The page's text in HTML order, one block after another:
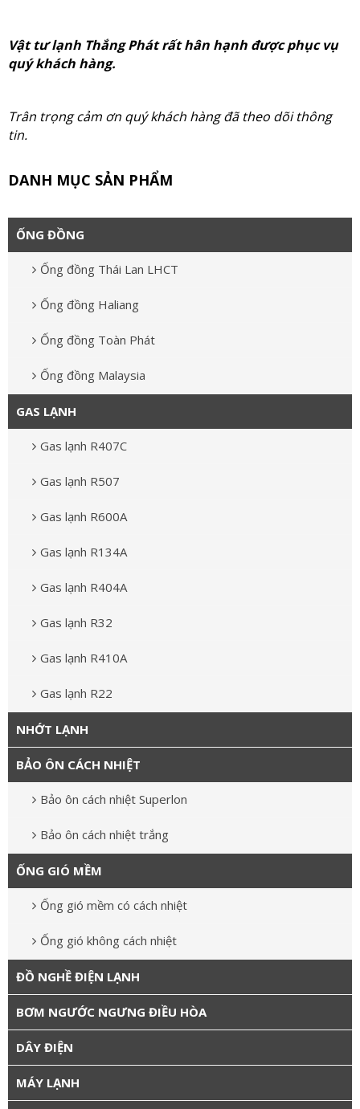
Vật tư lạnh Thắng Phát rất hân hạnh được phục vụ
quý khách hàng.
Trân trọng cảm ơn quý khách hàng đã theo dõi thông
tin.
DANH MỤC SẢN PHẨM
ỐNG ĐỒNG
Ống đồng Thái Lan LHCT
Ống đồng Haliang
Ống đồng Toàn Phát
Ống đồng Malaysia
GAS LẠNH
Gas lạnh R407C
Gas lạnh R507
Gas lạnh R600A
Gas lạnh R134A
Gas lạnh R404A
Gas lạnh R32
Gas lạnh R410A
Gas lạnh R22
NHỚT LẠNH
BẢO ÔN CÁCH NHIỆT
Bảo ôn cách nhiệt Superlon
Bảo ôn cách nhiệt trắng
ỐNG GIÓ MỀM
Ống gió mềm có cách nhiệt
Ống gió không cách nhiệt
ĐỒ NGHỀ ĐIỆN LẠNH
BƠM NGƯỚC NGƯNG ĐIỀU HÒA
DÂY ĐIỆN
MÁY LẠNH